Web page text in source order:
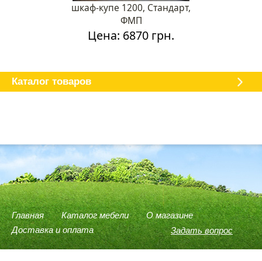
шкаф-купе 1200, Стандарт,
ФМП
Цена: 6870 грн.
Каталог товаров
Задать вопрос
Главная Каталог мебели
О магазине
Доставка и оплата